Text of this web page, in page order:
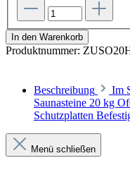
In den Warenkorb
Produktnummer:
Beschreibung
Im
Saunasteine 20 kg
Schutzplatten
Menü schließen